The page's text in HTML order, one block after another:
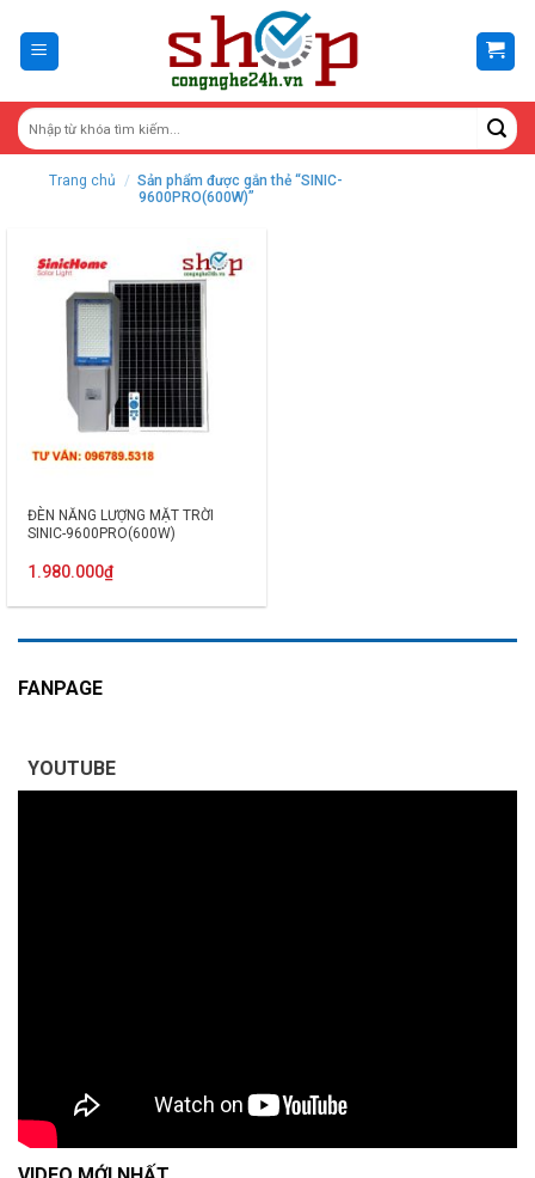
content
Trang chủ / Sản phẩm được gắn thẻ “SINIC-
9600PRO(600W)”
ĐÈN NĂNG LƯỢNG MẶT TRỜI
SINIC-9600PRO(600W)
1.980.000₫
FANPAGE
YOUTUBE